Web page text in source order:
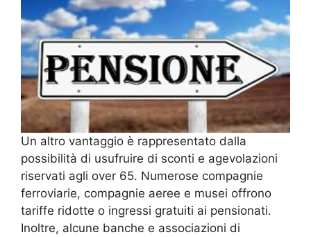
Un altro vantaggio è rappresentato dalla
possibilità di usufruire di sconti e agevolazioni
riservati agli over 65. Numerose compagnie
ferroviarie, compagnie aeree e musei offrono
tariffe ridotte o ingressi gratuiti ai pensionati.
Inoltre, alcune banche e associazioni di